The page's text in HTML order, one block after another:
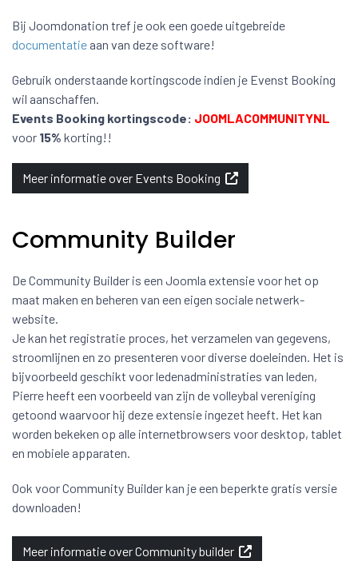
Bij Joomdonation tref je ook een goede uitgebreide
documentatie aan van deze software!
Gebruik onderstaande kortingscode indien je Evenst Booking
wil aanschaffen.
Events Booking kortingscode: JOOMLACOMMUNITYNL
voor 15% korting!!
Meer informatie over Events Booking
Community Builder
De Community Builder is een Joomla extensie voor het op
maat maken en beheren van een eigen sociale netwerk-
website.
Je kan het registratie proces, het verzamelen van gegevens,
stroomlijnen en zo presenteren voor diverse doeleinden. Het is
bijvoorbeeld geschikt voor ledenadministraties van leden,
Pierre heeft een voorbeeld van zijn de volleybal vereniging
getoond waarvoor hij deze extensie ingezet heeft. Het kan
worden bekeken op alle internetbrowsers voor desktop, tablet
en mobiele apparaten.
Ook voor Community Builder kan je een beperkte gratis versie
downloaden!
Meer informatie over Community builder